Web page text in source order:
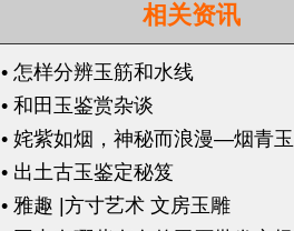
相关资讯
• 怎样分辨玉筋和水线
• 和田玉鉴赏杂谈
• 姹紫如烟，神秘而浪漫—烟青玉
• 出土古玉鉴定秘笈
• 雅趣 |方寸艺术 文房玉雕